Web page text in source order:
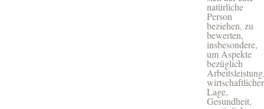
natürliche
Person
beziehen, zu
bewerten,
insbesondere,
um Aspekte
bezüglich
wirtschaftlicher
Lage,
Gesundheit,